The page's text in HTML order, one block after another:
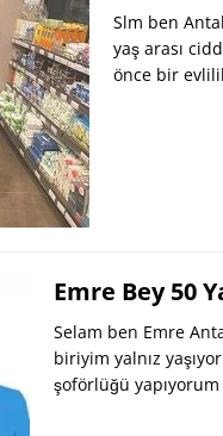
Slm ben
yaş arası
önce bir
Emre Bey 50
Selam ben Emre
biriyim yalnız
şoförlüğü yapıyorum